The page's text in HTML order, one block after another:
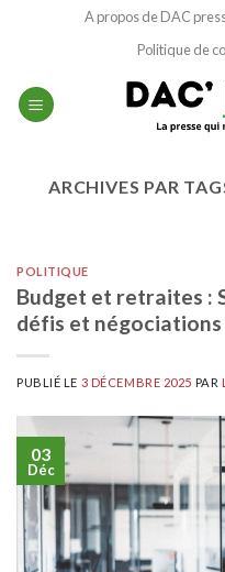
A propos de DAC
Politique de
ARCHIVES PAR
POLITIQUE
Budget et retraites :
défis et négociations
PUBLIÉ LE 3 DÉCEMBRE 2025 PAR
03
Déc